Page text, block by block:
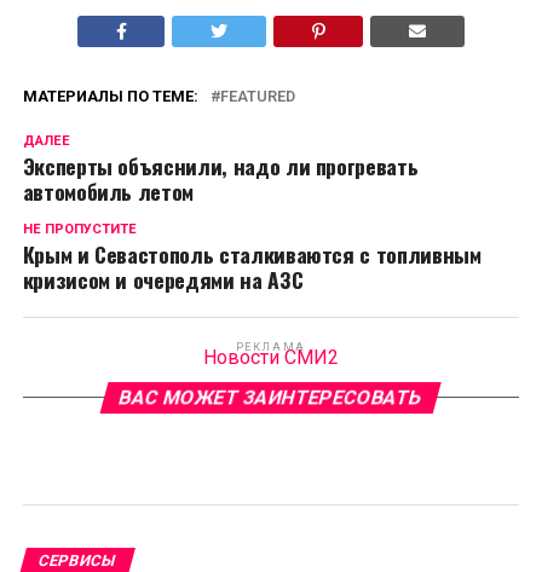
МАТЕРИАЛЫ ПО ТЕМЕ: FEATURED
ДАЛЕЕ
Эксперты объяснили, надо ли прогревать
автомобиль летом
НЕ ПРОПУСТИТЕ
Крым и Севастополь сталкиваются с топливным
кризисом и очередями на АЗС
РЕКЛАМА
Новости СМИ2
ВАС МОЖЕТ ЗАИНТЕРЕСОВАТЬ
СЕРВИСЫ